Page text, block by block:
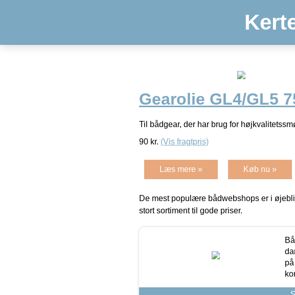
Gearolie GL4/GL5
Til bådgear, der har brug for
90 kr. (Vis fragtpris)
Læs mere » Køb nu »
De mest populære bådwebshops er i
stort sortiment til gode priser.